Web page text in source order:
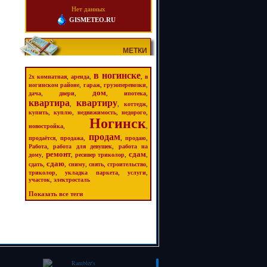
Нет данных
GISMETEO.RU
МЕТКИ
2х комнатная аренда в ногинске
в
ногинском районе
гараж,грузоперевозки
дача двери дом ипотека
квартира квартиру коттедж
купить куплю недвижимость недорого
новостройка Ногинск
продаётся ,продажа продам,продаю
Работа ,работа для девушек
работа на
дому
ремонт, ресивер триколор сдам
сдать ,сдаю сниму, снять, строительство
триколор ,укладка паркета,услуги
участок электросталь
Показать все теги